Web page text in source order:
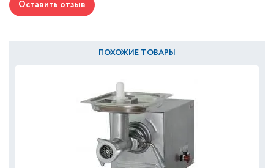
Оставить отзыв
ПОХОЖИЕ ТОВАРЫ